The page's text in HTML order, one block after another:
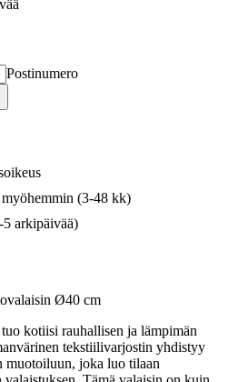
Postinumero
(3-48 kk)
arkipäivää)
Ø40 cm
kotiisi rauhallisen ja lämpimän
tekstiilivarjostin yhdistyy
muotoiluun, joka luo tilaan